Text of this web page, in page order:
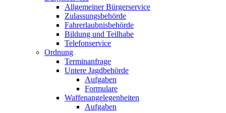
Allgemeiner Bürgerservice
Zulassungsbehörde
Fahrerlaubnisbehörde
Bildung und Teilhabe
Telefonservice
Ordnung
Terminanfrage
Untere Jagdbehörde
Aufgaben
Formulare
Waffenangelegenheiten
Aufgaben